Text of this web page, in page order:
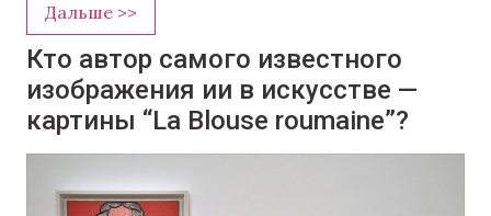
Дальше >>
Кто автор самого известного
изображения ии в искусстве —
картины “La Blouse roumaine”?